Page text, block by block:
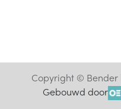
Copyright © Bender |
Gebouwd door